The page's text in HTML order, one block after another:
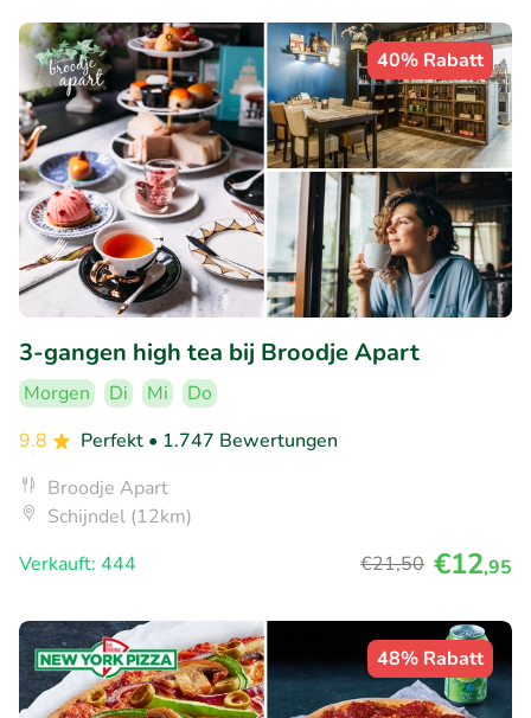
40% Rabatt
3-gangen high tea bij Broodje Apart
Morgen Di Mi
Do
9.8
Perfekt • 1.747 Bewertungen
Broodje Apart
Schijndel (12km)
Verkauft: 444
€21,50 €12,95
48% Rabatt